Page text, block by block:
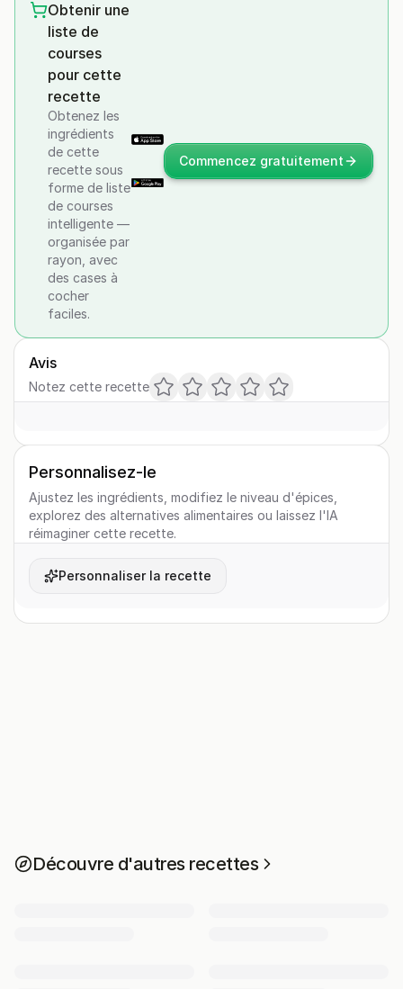
Obtenir une
liste de
courses
pour cette
recette
Obtenez les
ingrédients
de cette
recette sous
forme de liste
de courses
intelligente —
organisée par
rayon, avec
des cases à
cocher
faciles.
Commencez gratuitement
Avis
Notez cette recette
Personnalisez-le
Ajustez les ingrédients, modifiez le niveau d'épices,
explorez des alternatives alimentaires ou laissez l'IA
réimaginer cette recette.
Personnaliser la recette
Découvre d'autres recettes